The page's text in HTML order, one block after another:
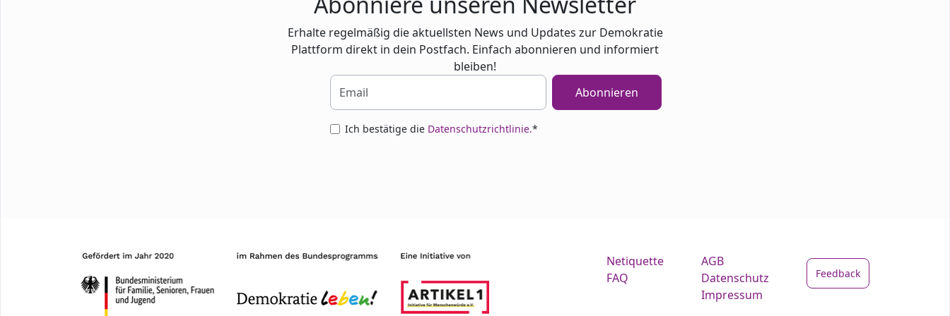
Erhalte regelmäßig die aktuellsten News und Updates zur Demokratie
Plattform direkt in dein Postfach. Einfach abonnieren und informiert
bleiben!
Ich bestätige die Datenschutzrichtlinie.*
Abonnieren
Netiquette
FAQ
AGB
Datenschutz
Impressum
Feedback